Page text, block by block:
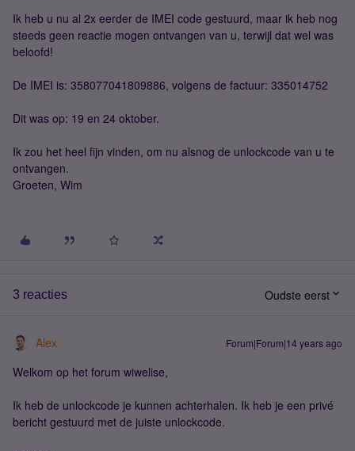
Ik heb u nu al 2x eerder de IMEI code gestuurd, maar ik heb nog
steeds geen reactie mogen ontvangen van u, terwijl dat wel was
beloofd!
De IMEI is: 358077041809886, volgens de factuur: 335014752
Dit was op: 19 en 24 oktober.
Ik zou het heel fijn vinden, om nu alsnog de unlockcode van u te
ontvangen.
Groeten, Wim
3 reacties Oudste eerst
Alex Forum|Forum|14 years ago
Welkom op het forum wiwelise,
Ik heb de unlockcode je kunnen achterhalen. Ik heb je een privé
bericht gestuurd met de juiste unlockcode.